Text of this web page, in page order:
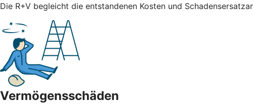
Die R+V begleicht die entstandenen Kosten und
Vermögensschäden